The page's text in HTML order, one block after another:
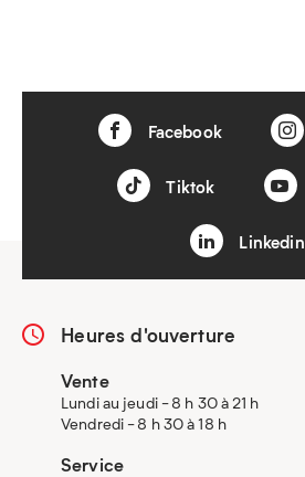
Facebook
Tiktok
Linkedin
Heures d'ouverture
Vente
Lundi au jeudi - 8 h 30 à 21 h
Vendredi - 8 h 30 à 18 h
Service